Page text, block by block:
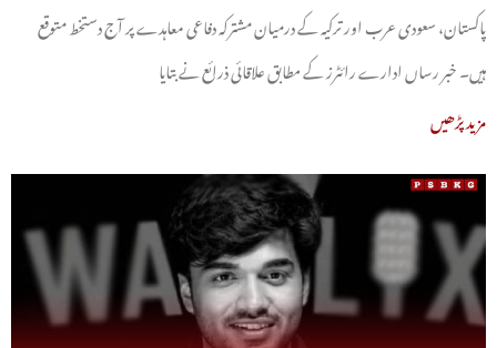
پاکستان، سعودی عرب اور ترکیہ کے درمیان مشترکہ دفاعی معاہدے پر آج دستخط متوقع
ہیں۔ خبر رساں ادارے رائٹرز کے مطابق علاقائی ذرائع نے بتایا
مزید پڑھیں